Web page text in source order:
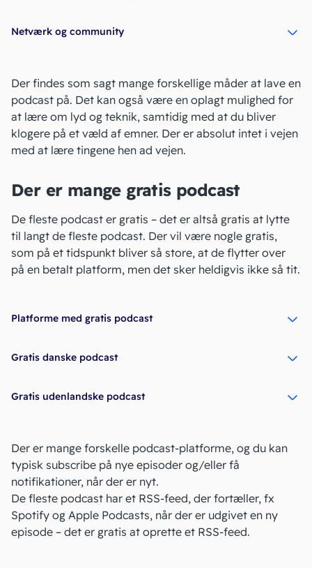
Netværk og community
Der findes som sagt mange forskellige måder at lave en
podcast på. Det kan også være en oplagt mulighed for
at lære om lyd og teknik, samtidig med at du bliver
klogere på et væld af emner. Der er absolut intet i vejen
med at lære tingene hen ad vejen.
Der er mange gratis podcast
De fleste podcast er gratis – det er altså gratis at lytte
til langt de fleste podcast. Der vil være nogle gratis,
som på et tidspunkt bliver så store, at de flytter over
på en betalt platform, men det sker heldigvis ikke så tit.
Platforme med gratis podcast
Gratis danske podcast
Gratis udenlandske podcast
Der er mange forskelle podcast-platforme, og du kan
typisk subscribe på nye episoder og/eller få
notifikationer, når der er nyt.
De fleste podcast har et RSS-feed, der fortæller, fx
Spotify og Apple Podcasts, når der er udgivet en ny
episode – det er gratis at oprette et RSS-feed.